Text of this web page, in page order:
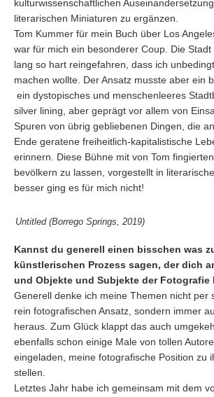
kulturwissenschaftlichen
literarischen Miniaturen zu ergänzen.
Tom Kummer für mein Buch über Los
war für mich ein besonderer Coup. Die
lang so hart reingefahren, dass ich
machen wollte. Der Ansatz musste aber ein
ein dystopisches und menschenleeres
silver lining, aber geprägt vor allem von
Spuren von übrig gebliebenen Dingen, die
Ende geratene freiheitlich-kapitalistische
erinnern. Diese Bühne mit von Tom
bevölkern zu lassen, vorgestellt in
besser ging es für mich nicht!
Untitled (Borrego Springs, 2019)
Kannst du generell einen bisschen was
künstlerischen Prozess sagen, der dich
und Objekte und Subjekte der Fotografie
Generell denke ich meine Themen nicht per
rein fotografischen Ansatz, sondern immer
heraus. Zum Glück klappt das auch
ebenfalls schon einige Male von tollen
eingeladen, meine fotografische Position zu
stellen.
Letztes Jahr habe ich gemeinsam mit dem